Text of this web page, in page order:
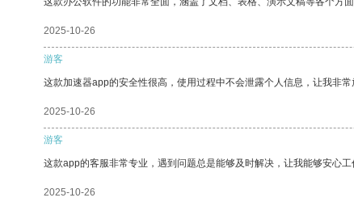
2025-10-26
游客
这款加速器app的安全性很高，使用过程中不会泄露个人信息，让我非常
2025-10-26
游客
这款app的客服非常专业，遇到问题总是能够及时解决，让我能够安心工
2025-10-26